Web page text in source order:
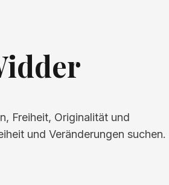
Freiheit, Originalität und
und Veränderungen suchen.